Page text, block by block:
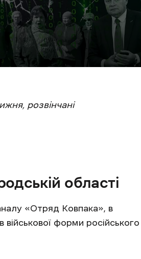
розвінчані
області
«Отряд Ковпака», в
форми російського